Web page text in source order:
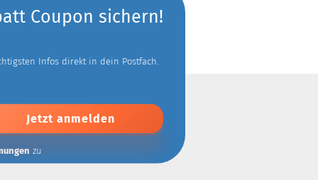
Coupon sichern!
Infos direkt in dein Postfach.
zu